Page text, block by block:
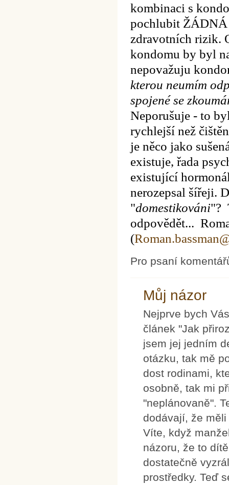
kombinaci s
pochlubit ŽÁDNÁ
zdravotních rizik.
kondomu by byl
nepovažuju
kterou neumím
spojené se
Neporušuje - to
rychlejší než
je něco jako
existuje, řada
existující
nerozepsal šířeji.
"domestikováni"?
odpovědět...
(
Pro psaní
Můj názor
Nejprve bych
článek "Jak
jsem jej jedním
otázku, tak mě
dost rodinami,
osobně, tak mi
"neplánovaně".
dodávají, že
Víte, když
názoru, že to
dostatečně
prostředky. Teď